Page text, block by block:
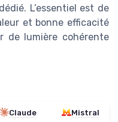
L’essentiel est de
et bonne efficacité
de lumière cohérente
Claude Mistral